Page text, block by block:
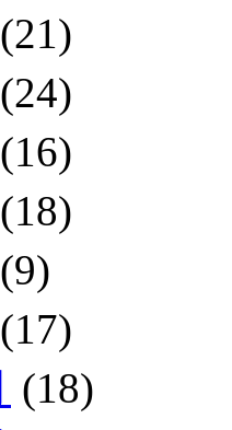
(21)
(24)
(16)
(18)
(9)
(17)
(18)